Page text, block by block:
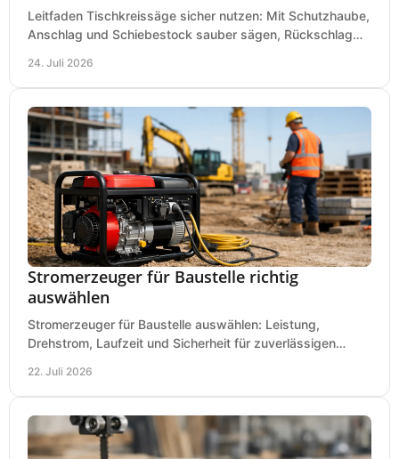
Leitfaden Tischkreissäge sicher nutzen: Mit Schutzhaube,
Anschlag und Schiebestock sauber sägen, Rückschlag
24. Juli 2026
Stromerzeuger für Baustelle richtig
auswählen
Stromerzeuger für Baustelle auswählen: Leistung,
Drehstrom, Laufzeit und Sicherheit für zuverlässigen
22. Juli 2026